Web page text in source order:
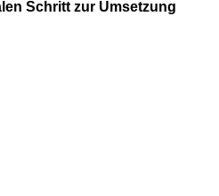
Schritt zur Umsetzung